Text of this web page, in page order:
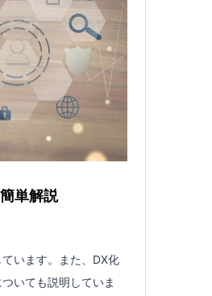
単解説
います。また、DX化
いても説明していま